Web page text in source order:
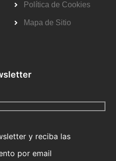
Política de Cookies
Mapa de Sitio
y reciba las
por email